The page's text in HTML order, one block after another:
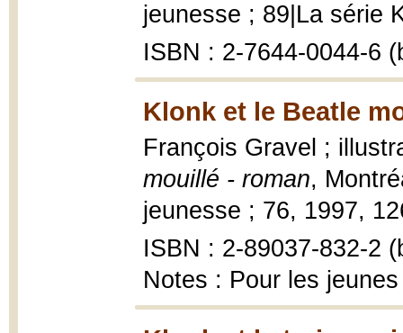
jeunesse ; 89|La série
ISBN : 2-7644-0044-6
Klonk et le Beatle
François Gravel ;
mouillé - roman,
jeunesse ; 76, 1997,
ISBN : 2-89037-832-2
Notes : Pour les